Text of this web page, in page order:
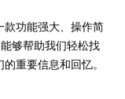
款功能强大、操作简
够帮助我们轻松找
重要信息和回忆。